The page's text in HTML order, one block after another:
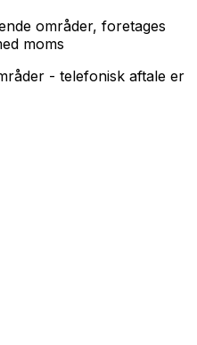
områder, foretages
moms
- telefonisk aftale er